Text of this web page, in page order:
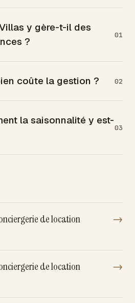
y gère-t-il des
?
01
coûte la gestion ? 02
la saisonnalité y est-
03
de location
→
de location
→